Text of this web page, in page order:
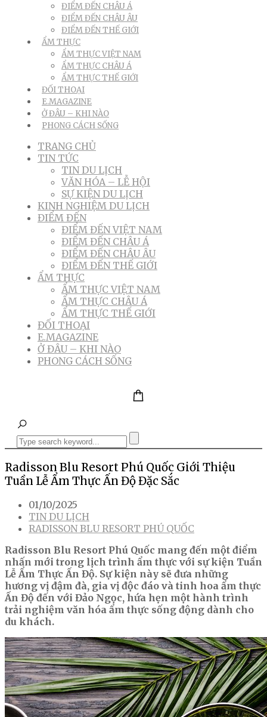
ĐIỂM ĐẾN CHÂU Á
ĐIỂM ĐẾN CHÂU ÂU
ĐIỂM ĐẾN THẾ GIỚI
ẨM THỰC
ẨM THỰC VIỆT NAM
ẨM THỰC CHÂU Á
ẨM THỰC THẾ GIỚI
ĐỐI THOẠI
E.MAGAZINE
Ở ĐÂU – KHI NÀO
PHONG CÁCH SỐNG
TRANG CHỦ
TIN TỨC
TIN DU LỊCH
VĂN HÓA – LỄ HỘI
SỰ KIỆN DU LỊCH
KINH NGHIỆM DU LỊCH
ĐIỂM ĐẾN
ĐIỂM ĐẾN VIỆT NAM
ĐIỂM ĐẾN CHÂU Á
ĐIỂM ĐẾN CHÂU ÂU
ĐIỂM ĐẾN THẾ GIỚI
ẨM THỰC
ẨM THỰC VIỆT NAM
ẨM THỰC CHÂU Á
ẨM THỰC THẾ GIỚI
ĐỐI THOẠI
E.MAGAZINE
Ở ĐÂU – KHI NÀO
PHONG CÁCH SỐNG
Radisson Blu Resort Phú Quốc Giới Thiệu
Tuần Lễ Ẩm Thực Ấn Độ Đặc Sắc
01/10/2025
TIN DU LỊCH
RADISSON BLU RESORT PHÚ QUỐC
Radisson Blu Resort Phú Quốc mang đến một điểm
nhấn mới trong lịch trình ẩm thực với sự kiện Tuần
Lễ Ẩm Thực Ấn Độ. Sự kiện này sẽ đưa những
hương vị đậm đà, gia vị độc đáo và tinh hoa ẩm thực
Ấn Độ đến với Đảo Ngọc, hứa hẹn một hành trình
trải nghiệm văn hóa ẩm thực sống động dành cho
du khách.